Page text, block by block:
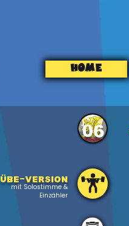
HOME
06
Übe-version
mit Solostimme &
Einzähler